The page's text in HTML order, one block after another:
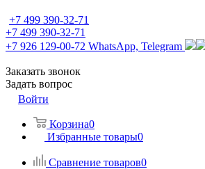
+7 499 390-32-71
+7 499 390-32-71
+7 926 129-00-72 WhatsApp, Telegram
Заказать звонок
Задать вопрос
Войти
Корзина0
Избранные товары0
Сравнение товаров0